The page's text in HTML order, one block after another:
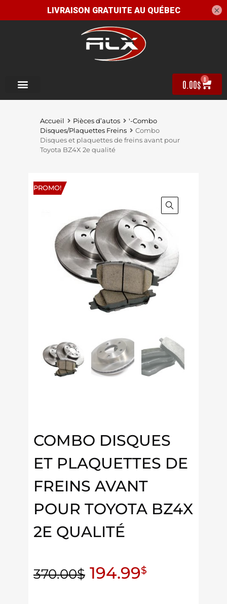
0.00$ 0
Accueil Pièces d’autos
'-Combo
Disques/Plaquettes Freins
Combo
Disques et plaquettes de freins avant pour
Toyota BZ4X 2e qualité
PROMO!
COMBO DISQUES
ET PLAQUETTES DE
FREINS AVANT
POUR TOYOTA BZ4X
2E QUALITÉ
370.00$ 194.99$
×